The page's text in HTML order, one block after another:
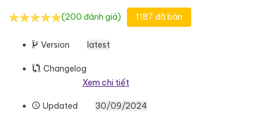
(200 đánh giá) 1187 đã bán
Version latest
Changelog
Xem chi tiết
Updated 30/09/2024